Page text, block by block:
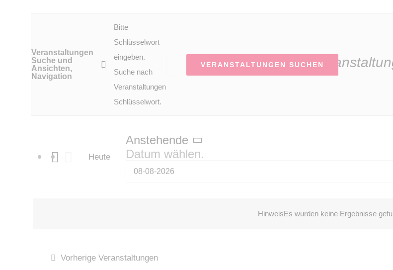
HinweisEs wurden keine Ergebnisse
Veranstaltungen
Suche und
Ansichten,
Navigation
Bitte
Schlüsselwort
eingeben.
Suche nach
Veranstaltungen
Schlüsselwort.
VERANSTALTUNGEN SUCHEN
Heute
Anstehende
Datum wählen.
Vorherige Veranstaltungen